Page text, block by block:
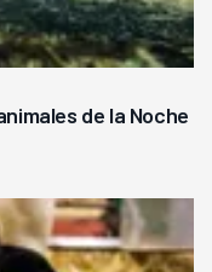
de la Noche